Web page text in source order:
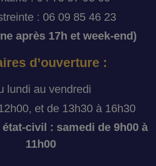
: 06 09 85 46 23
après 17h et week-end)
d’ouverture :
lundi au vendredi
et de 13h30 à 16h30
civil : samedi de 9h00 à
11h00